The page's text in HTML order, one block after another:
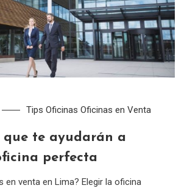
Tips Oficinas Oficinas en Venta
que te ayudarán a
perfecta
en venta en Lima? Elegir la oficina